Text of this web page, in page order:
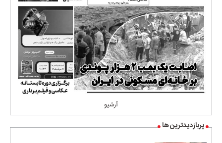
آرشیو
پربازدیدترین ها